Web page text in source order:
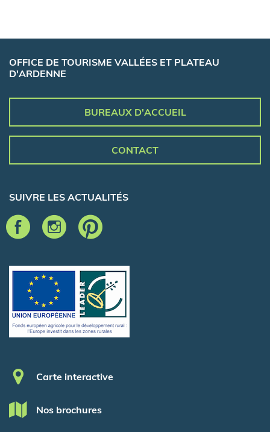
OFFICE DE TOURISME VALLÉES ET PLATEAU
D'ARDENNE
BUREAUX D'ACCUEIL
CONTACT
SUIVRE LES ACTUALITÉS
Pied de page
Carte interactive
Nos brochures